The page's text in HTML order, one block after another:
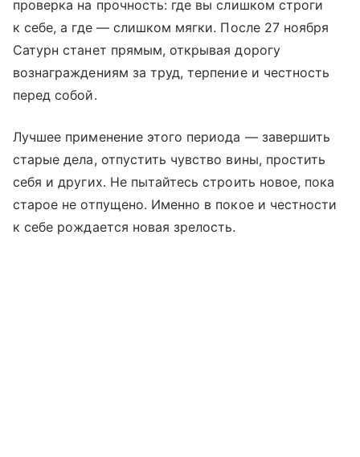
проверка на прочность: где вы слишком строги
к себе, а где — слишком мягки. После 27 ноября
Сатурн станет прямым, открывая дорогу
вознаграждениям за труд, терпение и честность
перед собой.
Лучшее применение этого периода — завершить
старые дела, отпустить чувство вины, простить
себя и других. Не пытайтесь строить новое, пока
старое не отпущено. Именно в покое и честности
к себе рождается новая зрелость.